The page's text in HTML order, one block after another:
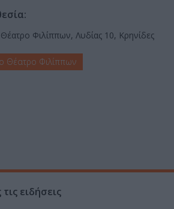
Φιλίππων, Λυδίας 10, Κρηνίδες
Θέατρο Φιλίππων
ειδήσεις